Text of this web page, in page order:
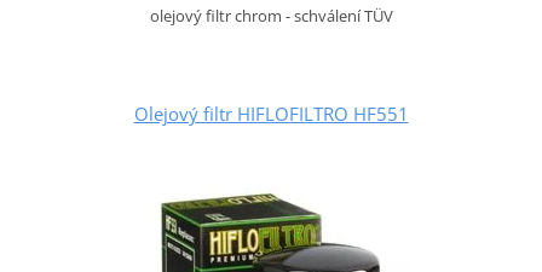
olejový filtr chrom - schválení TÜV
Olejový filtr HIFLOFILTRO HF551